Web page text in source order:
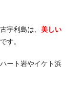
宇利島は、 美しい
す。
ート岩やイケト浜